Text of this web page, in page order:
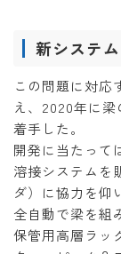
新システ
この問題に対応
え、2020年に
着手した。
開発に当たって
溶接システムを
ダ）に協力を仰
全自動で梁を組
保管用高層ラッ